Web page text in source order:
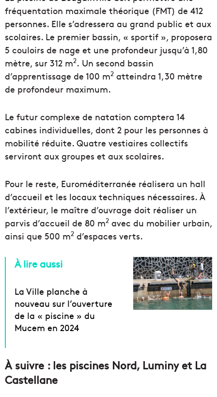
fréquentation maximale théorique (FMT) de 412
personnes. Elle s’adressera au grand public et aux
scolaires. Le premier bassin, « sportif », proposera
5 couloirs de nage et une profondeur jusqu’à 1,80
mètre, sur 312 m2. Un second bassin
d’apprentissage de 100 m2 atteindra 1,30 mètre
de profondeur maximum.
Le futur complexe de natation comptera 14
cabines individuelles, dont 2 pour les personnes à
mobilité réduite. Quatre vestiaires collectifs
serviront aux groupes et aux scolaires.
Pour le reste, Euroméditerranée réalisera un hall
d’accueil et les locaux techniques nécessaires. À
l’extérieur, le maître d’ouvrage doit réaliser un
parvis d’accueil de 80 m2 avec du mobilier urbain,
ainsi que 500 m2 d’espaces verts.
À lire aussi
La Ville planche à
nouveau sur l’ouverture
de la « piscine » du
Mucem en 2024
À suivre : les piscines Nord, Luminy et La
Castellane